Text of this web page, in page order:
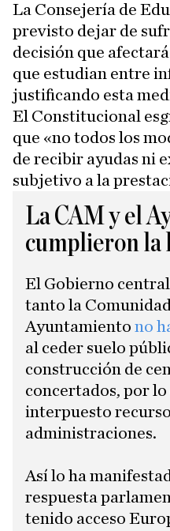
La Consejería de
previsto dejar de
decisión que
que estudian entre
justificando esta
El Constitucional
que «no todos los
de recibir ayudas ni
subjetivo a la
La CAM y el
cumplieron la
El Gobierno
tanto la
Ayuntamiento no
al ceder suelo
construcción de
concertados, por lo
interpuesto
administraciones.
Así lo ha
respuesta
tenido acceso